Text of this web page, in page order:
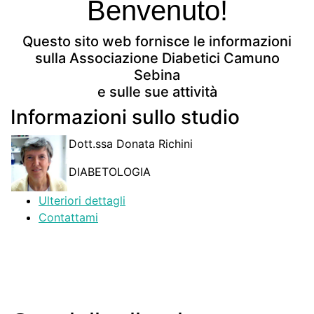
Benvenuto!
Questo sito web fornisce le informazioni
sulla Associazione Diabetici Camuno
Sebina
e sulle sue attività
Informazioni sullo studio
Dott.ssa Donata Richini
DIABETOLOGIA
Ulteriori dettagli
Contattami